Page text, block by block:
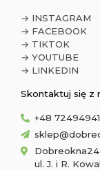
→ INSTAGRAM
→ FACEBOOK
→ TIKTOK
→ YOUTUBE
→ LINKEDIN
Skontaktuj się z
+48
Dobreokna24
ul. J. i R.